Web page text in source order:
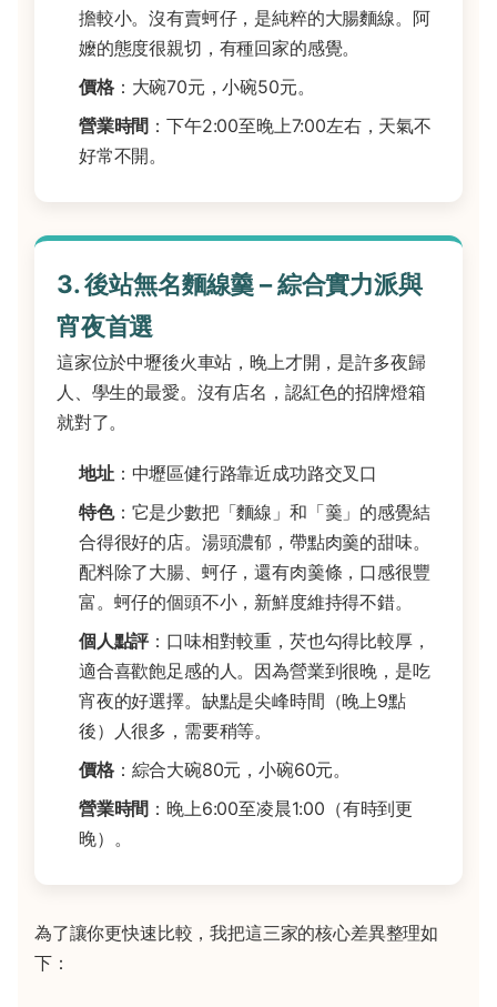
擔較小。沒有賣蚵仔，是純粹的大腸麵線。阿
嬤的態度很親切，有種回家的感覺。
價格：大碗70元，小碗50元。
營業時間 ：下午2:00至晚上7:00左右，天氣不
好常不開。
3. 後站無名麵線羹 – 綜合實力派與
宵夜首選
這家位於中壢後火車站，晚上才開，是許多夜歸
人、學生的最愛。沒有店名，認紅色的招牌燈箱
就對了。
地址：中壢區健行路靠近成功路交叉口
特色：它是少數把「麵線」和「羹」的感覺結
合得很好的店。湯頭濃郁，帶點肉羹的甜味。
配料除了大腸、蚵仔，還有肉羹條，口感很豐
富。蚵仔的個頭不小，新鮮度維持得不錯。
個人點評 ：口味相對較重，芡也勾得比較厚，
適合喜歡飽足感的人。因為營業到很晚，是吃
宵夜的好選擇。缺點是尖峰時間（晚上9點
後）人很多，需要稍等。
價格：綜合大碗80元，小碗60元。
營業時間 ：晚上6:00至凌晨1:00（有時到更
晚）。
為了讓你更快速比較，我把這三家的核心差異整理如
下：